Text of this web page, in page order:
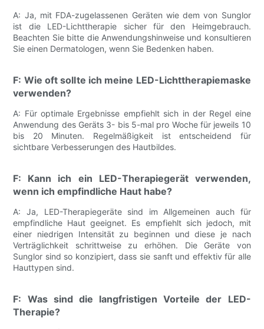
A: Ja, mit FDA-zugelassenen Geräten wie dem von Sunglor
ist die LED-Lichttherapie sicher für den Heimgebrauch.
Beachten Sie bitte die Anwendungshinweise und konsultieren
Sie einen Dermatologen, wenn Sie Bedenken haben.
F: Wie oft sollte ich meine LED-Lichttherapiemaske
verwenden?
A: Für optimale Ergebnisse empfiehlt sich in der Regel eine
Anwendung des Geräts 3- bis 5-mal pro Woche für jeweils 10
bis 20 Minuten. Regelmäßigkeit ist entscheidend für
sichtbare Verbesserungen des Hautbildes.
F: Kann ich ein LED-Therapiegerät verwenden,
wenn ich empfindliche Haut habe?
A: Ja, LED-Therapiegeräte sind im Allgemeinen auch für
empfindliche Haut geeignet. Es empfiehlt sich jedoch, mit
einer niedrigen Intensität zu beginnen und diese je nach
Verträglichkeit schrittweise zu erhöhen. Die Geräte von
Sunglor sind so konzipiert, dass sie sanft und effektiv für alle
Hauttypen sind.
F: Was sind die langfristigen Vorteile der LED-
Therapie?